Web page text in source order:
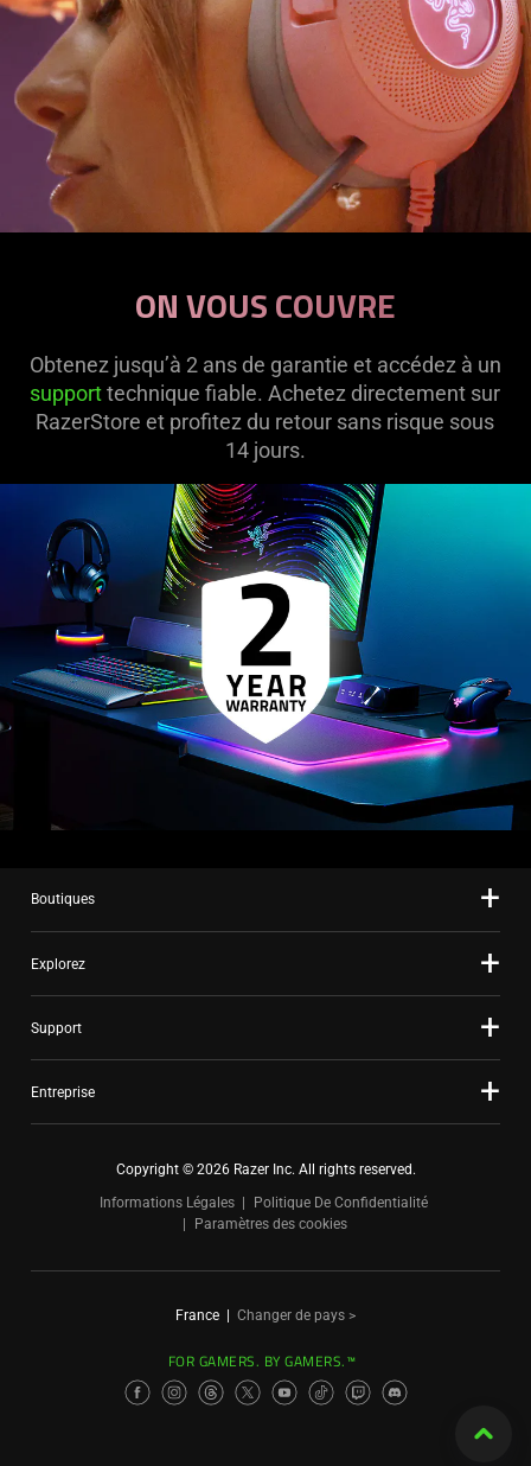
ON VOUS COUVRE
Obtenez jusqu’à 2 ans de garantie et accédez à un
supporttechnique fiable. Achetez directement sur
RazerStore et profitez du retour sans risque sous
14 jours.
Boutiques
Explorez
Support
Entreprise
Copyright © 2026 Razer Inc. All rights reserved.
Informations Légales
Politique De Confidentialité
Paramètres des cookies
France Changer de pays >
FOR GAMERS. BY GAMERS.™